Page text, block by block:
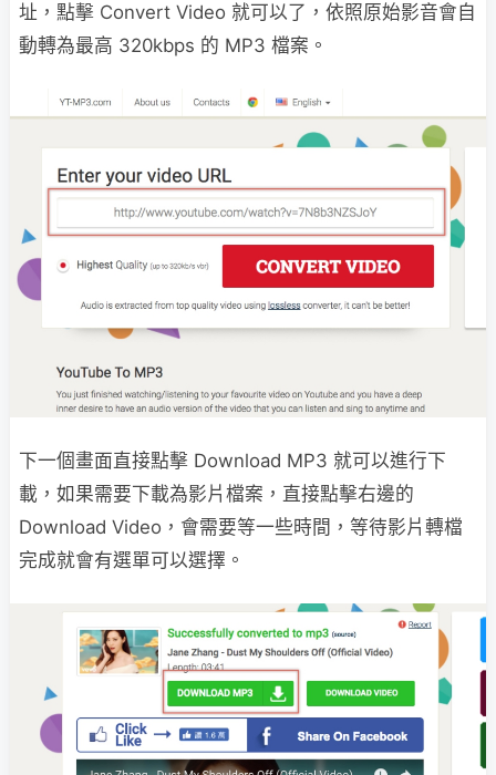
址，點擊 Convert Video 就可以了，依照原始影音會自
動轉為最高 320kbps 的 MP3 檔案。
下一個畫面直接點擊 Download MP3 就可以進行下
載，如果需要下載為影片檔案，直接點擊右邊的
Download Video，會需要等一些時間，等待影片轉檔
完成就會有選單可以選擇。